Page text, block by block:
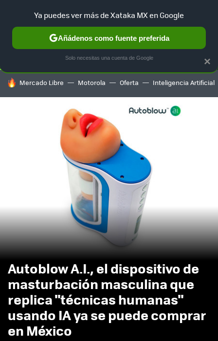
SELECCIÓN GAMING HOME AUTO TERRITORIO
HOY SE HABLA DE
Mercado Libre Motorola Oferta Inteligencia Artificial
Autoblow A.I., el dispositivo de
masturbación masculina que
replica "técnicas humanas"
usando IA ya se puede comprar
en México
×
Ya puedes ver más de Xataka MX en Google
Añádenos como fuente preferida
Solo necesitas una cuenta de Google